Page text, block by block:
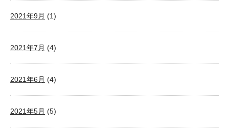
2021年9月 (1)
2021年7月 (4)
2021年6月 (4)
2021年5月 (5)